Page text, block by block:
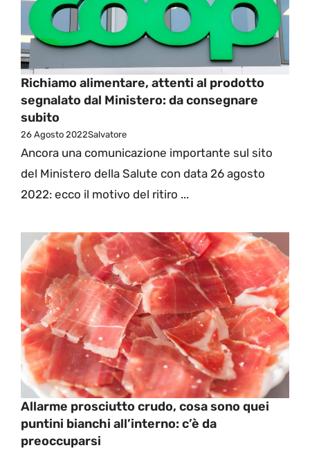
Richiamo alimentare, attenti al prodotto
segnalato dal Ministero: da consegnare
subito
26 Agosto 2022Salvatore
Ancora una comunicazione importante sul sito
del Ministero della Salute con data 26 agosto
2022: ecco il motivo del ritiro ...
Allarme prosciutto crudo, cosa sono quei
puntini bianchi all’interno: c’è da
preoccuparsi